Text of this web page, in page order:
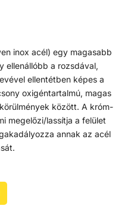
inox acél) egy magasabb
ellenállóbb a rozsdával,
ellentétben képes a
oxigéntartalmú, magas
között. A króm-
megelőzi/lassítja a felület
annak az acél